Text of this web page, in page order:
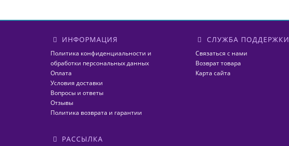
ИНФОРМАЦИЯ
Политика конфиденциальности и
обработки персональных данных
Оплата
Условия доставки
Вопросы и ответы
Отзывы
Политика возврата и гарантии
СЛУЖБА ПОДДЕРЖКИ
Связаться с нами
Возврат товара
Карта сайта
РАССЫЛКА